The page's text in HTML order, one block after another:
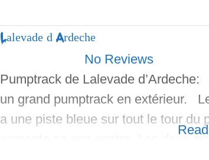
Lalevade d’Ardeche
No Reviews
Pumptrack de Lalevade
un grand pumptrack en extérieur.
a une piste bleue sur tout le tour du
serpente en son centre. Les deux